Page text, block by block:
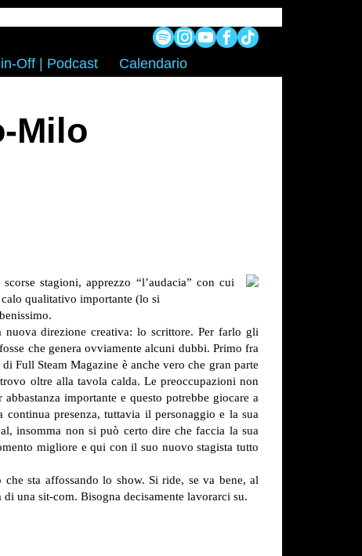
Off | Podcast Calendario
Milo
stagioni, apprezzo “l’audacia” con cui
qualitativo importante (lo si
nuova direzione creativa: lo scrittore. Per farlo gli
che genera ovviamente alcuni dubbi. Primo fra
Full Steam Magazine è anche vero che gran parte
oltre alla tavola calda. Le preoccupazioni non
importante e questo potrebbe giocare a
presenza, tuttavia il personaggio e la sua
insomma non si può certo dire che faccia la sua
migliore e qui con il suo nuovo stagista tutto
sta affossando lo show. Si ride, se va bene, al
una sit-com. Bisogna decisamente lavorarci su.